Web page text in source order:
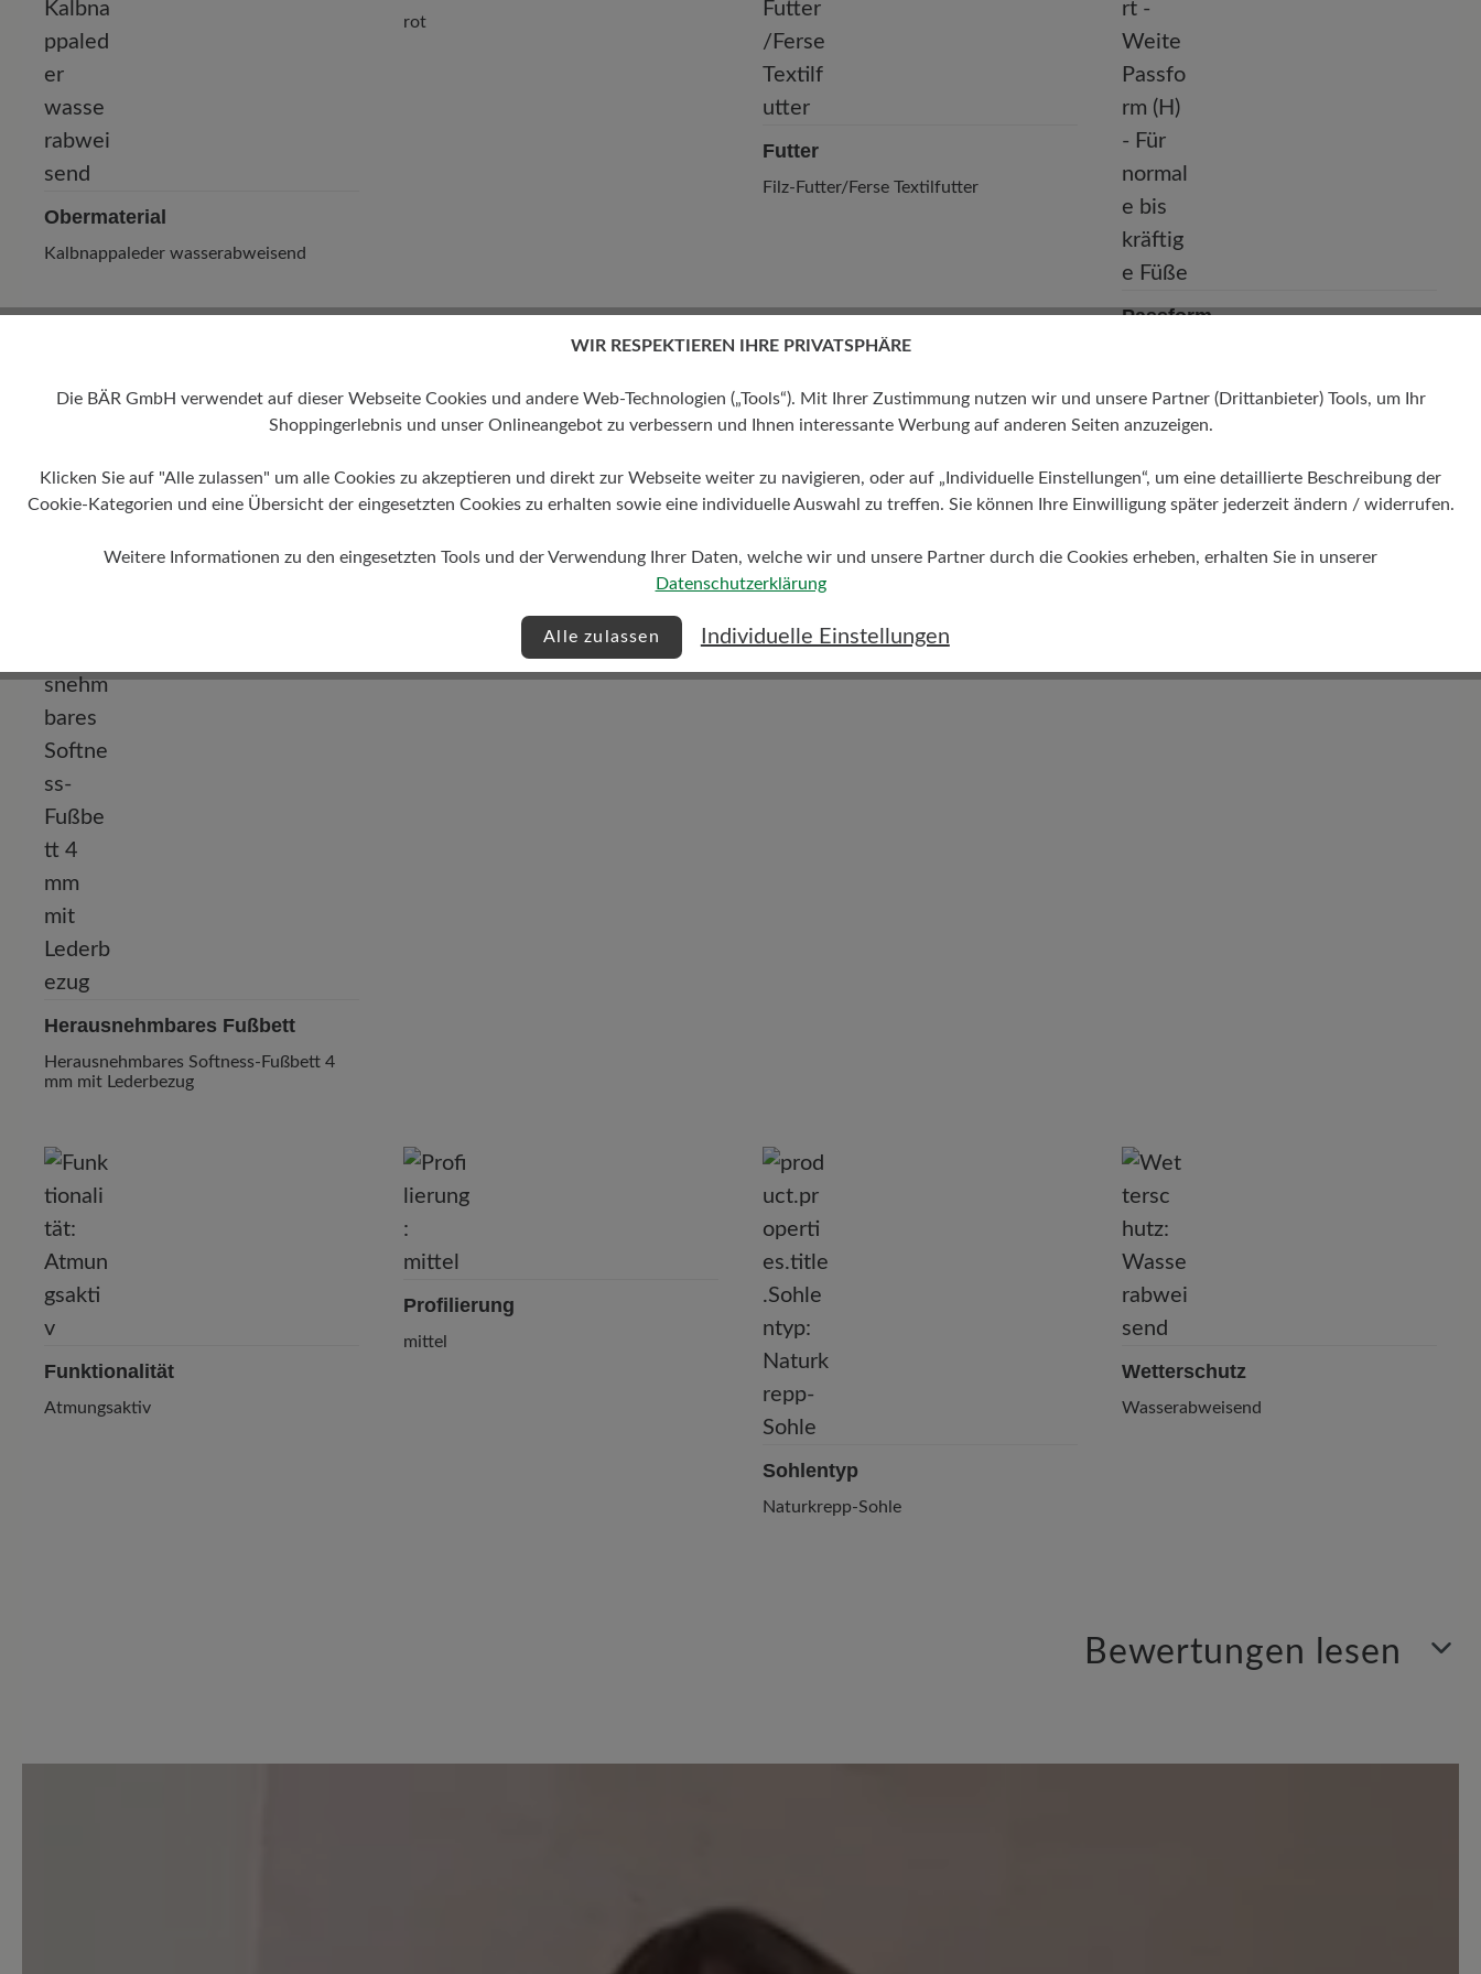
Obermaterial
Kalbnappaleder wasserabweisend
rot
Futter
Filz-Futter/Ferse Textilfutter
Passform
Herausnehmbares Fußbett
Herausnehmbares Softness-Fußbett 4
mm mit Lederbezug
Absatz
Dämpfungsgrad
hoch
Funktionalität
Atmungsaktiv
Profilierung
mittel
Sohlentyp
Naturkrepp-Sohle
Wetterschutz
Wasserabweisend
Bewertungen lesen
Sohle unbefriedigend
WIR RESPEKTIEREN IHRE PRIVATSPHÄRE
Die BÄR GmbH verwendet auf dieser Webseite Cookies und andere Web-Technologien („Tools“). Mit Ihrer Zustimmung nutzen wir und unsere Partner (Drittanbieter) Tools, um Ihr
Shoppingerlebnis und unser Onlineangebot zu verbessern und Ihnen interessante Werbung auf anderen Seiten anzuzeigen.
Klicken Sie auf "Alle zulassen" um alle Cookies zu akzeptieren und direkt zur Webseite weiter zu navigieren, oder auf „Individuelle Einstellungen“, um eine detaillierte Beschreibung der
Cookie-Kategorien und eine Übersicht der eingesetzten Cookies zu erhalten sowie eine individuelle Auswahl zu treffen. Sie können Ihre Einwilligung später jederzeit ändern / widerrufen.
Weitere Informationen zu den eingesetzten Tools und der Verwendung Ihrer Daten, welche wir und unsere Partner durch die Cookies erheben, erhalten Sie in unserer
Datenschutzerklärung
Alle zulassen Individuelle Einstellungen